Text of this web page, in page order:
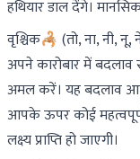
हथियार डाल देंगे।
वृश्चिक🦂 (तो, ना, नी, नू,
अपने कारोबार में बदलाव
अमल करें। यह बदलाव
आपके ऊपर कोई
लक्ष्य प्राप्ति हो जाएगी।